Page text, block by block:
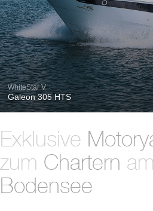
WhiteStar V
Galeon 305 HTS
Exklusive
zum Chartern am
Bodensee